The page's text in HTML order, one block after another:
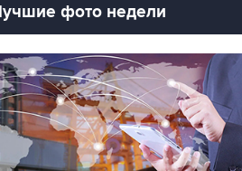
фото недели